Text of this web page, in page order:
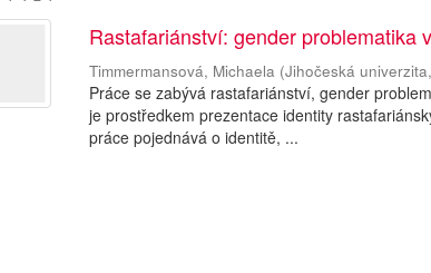
Rastafariánství: gender problematika
Timmermansová, Michaela (Jihočeská univerzita
Práce se zabývá rastafariánství, gender
je prostředkem prezentace identity
práce pojednává o identitě, ...